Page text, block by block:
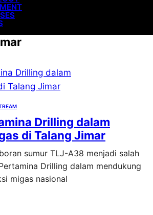
Drilling dalam
di Talang Jimar
sumur TLJ-A38 menjadi salah
Drilling dalam mendukung
migas nasional